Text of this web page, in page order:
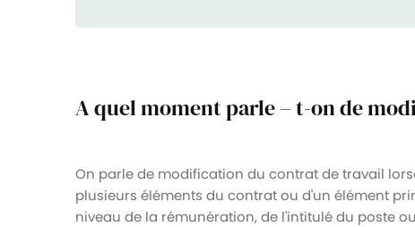
A quel moment parle – t-on de
On parle de modification du contrat de travail
plusieurs éléments du contrat ou d'un élément
niveau de la rémunération, de l'intitulé du poste